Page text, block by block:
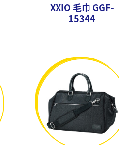
XXIO 毛巾 GGF-
15344